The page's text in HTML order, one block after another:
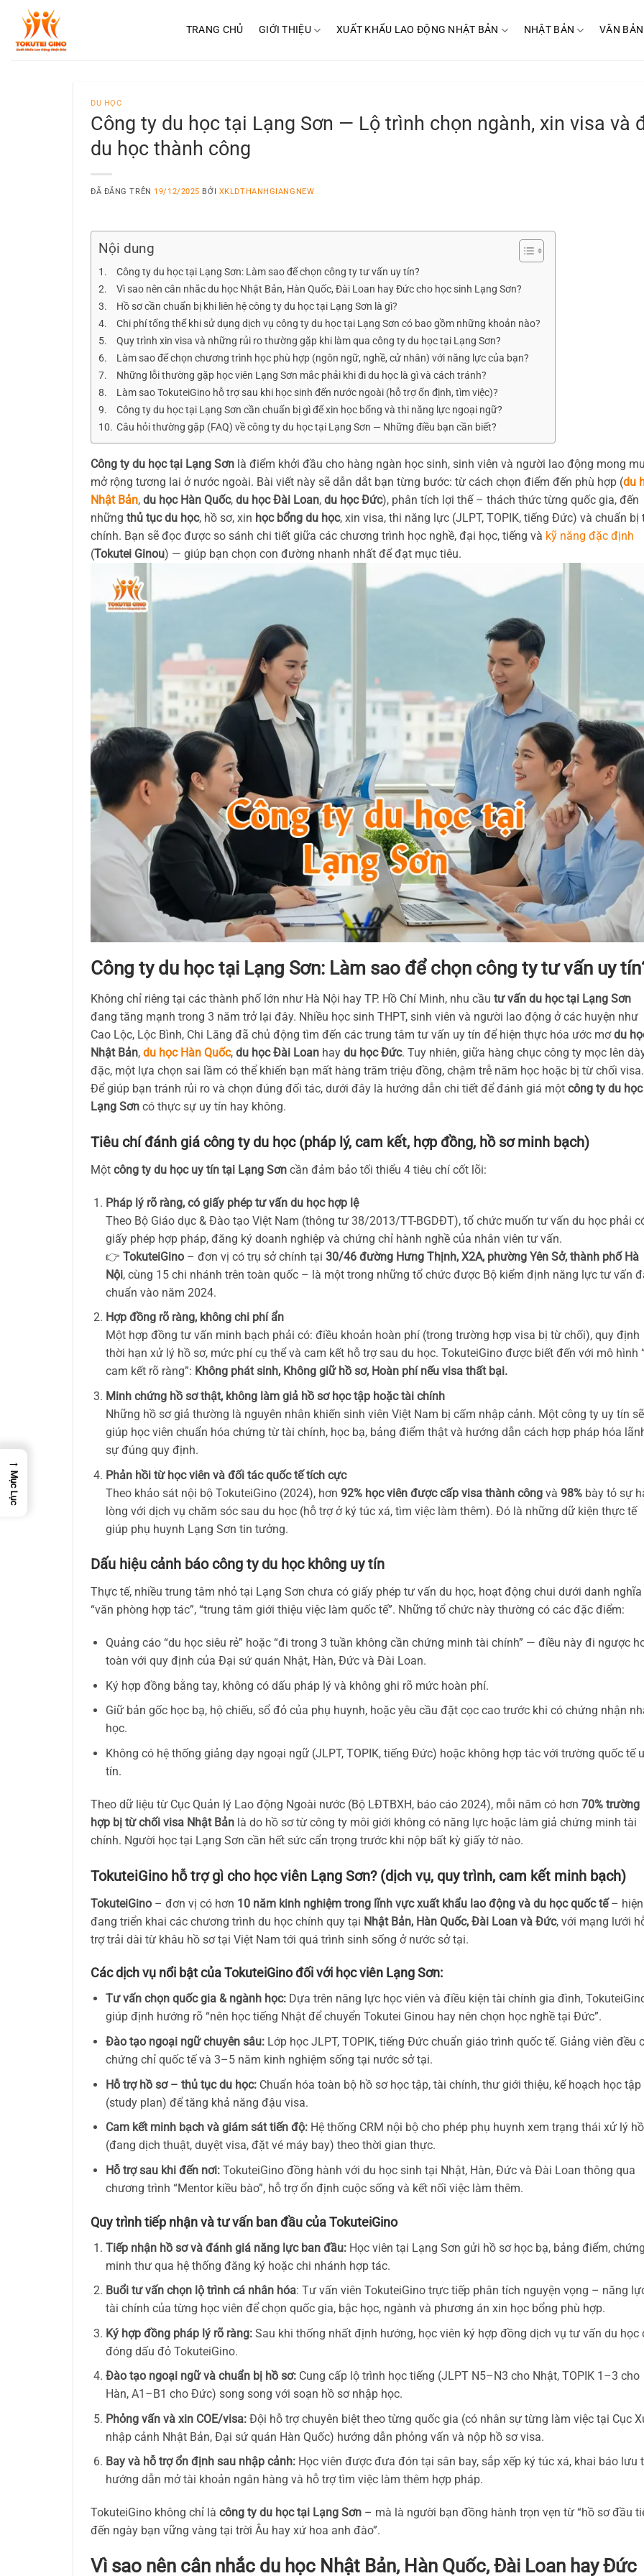
Chuyển
TRANG CHỦ GIỚI THIỆU XUẤT KHẨU LAO ĐỘNG NHẬT BẢN NHẬT BẢN VĂN BẢN
DU HỌC
Công ty du học tại Lạng Sơn — Lộ trình chọn ngành, xin visa và
du học thành công
ĐÃ ĐĂNG TRÊN 19/12/2025 BỞI XKLDTHANHGIANGNEW
Nội dung
Công ty du học tại Lạng Sơn: Làm sao để chọn công ty tư vấn uy tín?
Vì sao nên cân nhắc du học Nhật Bản, Hàn Quốc, Đài Loan hay Đức cho học sinh Lạng Sơn?
Hồ sơ cần chuẩn bị khi liên hệ công ty du học tại Lạng Sơn là gì?
Chi phí tổng thể khi sử dụng dịch vụ công ty du học tại Lạng Sơn có bao gồm những khoản nào?
Quy trình xin visa và những rủi ro thường gặp khi làm qua công ty du học tại Lạng Sơn?
Làm sao để chọn chương trình học phù hợp (ngôn ngữ, nghề, cử nhân) với năng lực của bạn?
Những lỗi thường gặp học viên Lạng Sơn mắc phải khi đi du học là gì và cách tránh?
Làm sao TokuteiGino hỗ trợ sau khi học sinh đến nước ngoài (hỗ trợ ổn định, tìm việc)?
Công ty du học tại Lạng Sơn cần chuẩn bị gì để xin học bổng và thi năng lực ngoại ngữ?
Câu hỏi thường gặp (FAQ) về công ty du học tại Lạng Sơn — Những điều bạn cần biết?
Công ty du học tại Lạng Sơn là điểm khởi đầu cho hàng ngàn học sinh, sinh viên và người lao động mong
mở rộng tương lai ở nước ngoài. Bài viết này sẽ dẫn dắt bạn từng bước: từ cách chọn điểm đến phù hợp (du
Nhật Bản, du học Hàn Quốc, du học Đài Loan, du học Đức), phân tích lợi thế – thách thức từng quốc gia, đến
những thủ tục du học, hồ sơ, xin học bổng du học, xin visa, thi năng lực (JLPT, TOPIK, tiếng Đức) và chuẩn bị
chính. Bạn sẽ đọc được so sánh chi tiết giữa các chương trình học nghề, đại học, tiếng và kỹ năng đặc định
(Tokutei Ginou) — giúp bạn chọn con đường nhanh nhất để đạt mục tiêu.
Công ty du học tại Lạng Sơn: Làm sao để chọn công ty tư vấn uy
Không chỉ riêng tại các thành phố lớn như Hà Nội hay TP. Hồ Chí Minh, nhu cầu tư vấn du học tại Lạng Sơn
đang tăng mạnh trong 3 năm trở lại đây. Nhiều học sinh THPT, sinh viên và người lao động ở các huyện như
Cao Lộc, Lộc Bình, Chi Lăng đã chủ động tìm đến các trung tâm tư vấn uy tín để hiện thực hóa ước mơdu
Nhật Bản, du học Hàn Quốc, du học Đài Loan hay du học Đức. Tuy nhiên, giữa hàng chục công ty mọc lên
đặc, một lựa chọn sai lầm có thể khiến bạn mất hàng trăm triệu đồng, chậm trễ năm học hoặc bị từ chối visa.
Để giúp bạn tránh rủi ro và chọn đúng đối tác, dưới đây là hướng dẫn chi tiết để đánh giá một công ty du
Lạng Sơn có thực sự uy tín hay không.
Tiêu chí đánh giá công ty du học (pháp lý, cam kết, hợp đồng, hồ sơ minh bạch)
Một công ty du học uy tín tại Lạng Sơn cần đảm bảo tối thiểu 4 tiêu chí cốt lõi:
Pháp lý rõ ràng, có giấy phép tư vấn du học hợp lệ
Theo Bộ Giáo dục & Đào tạo Việt Nam (thông tư 38/2013/TT-BGDĐT), tổ chức muốn tư vấn du học phải
giấy phép hợp pháp, đăng ký doanh nghiệp và chứng chỉ hành nghề của nhân viên tư vấn.
👉 TokuteiGino– đơn vị có trụ sở chính tại 30/46 đường Hưng Thịnh, X2A, phường Yên Sở, thành phố Hà
Nội, cùng 15 chi nhánh trên toàn quốc – là một trong những tổ chức được Bộ kiểm định năng lực tư vấn
chuẩn vào năm 2024.
Hợp đồng rõ ràng, không chi phí ẩn
Một hợp đồng tư vấn minh bạch phải có: điều khoản hoàn phí (trong trường hợp visa bị từ chối), quy định
thời hạn xử lý hồ sơ, mức phí cụ thể và cam kết hỗ trợ sau du học. TokuteiGino được biết đến với mô hình
cam kết rõ ràng”: Không phát sinh, Không giữ hồ sơ, Hoàn phí nếu visa thất bại.
Minh chứng hồ sơ thật, không làm giả hồ sơ học tập hoặc tài chính
Những hồ sơ giả thường là nguyên nhân khiến sinh viên Việt Nam bị cấm nhập cảnh. Một công ty uy tín sẽ
giúp học viên chuẩn hóa chứng từ tài chính, học bạ, bảng điểm thật và hướng dẫn cách hợp pháp hóa
sự đúng quy định.
Phản hồi từ học viên và đối tác quốc tế tích cực
Theo khảo sát nội bộ TokuteiGino (2024), hơn 92% học viên được cấp visa thành côngvà 98%bày tỏ sự
lòng với dịch vụ chăm sóc sau du học (hỗ trợ ở ký túc xá, tìm việc làm thêm). Đó là những dữ kiện thực tế
giúp phụ huynh Lạng Sơn tin tưởng.
Dấu hiệu cảnh báo công ty du học không uy tín
Thực tế, nhiều trung tâm nhỏ tại Lạng Sơn chưa có giấy phép tư vấn du học, hoạt động chui dưới danh nghĩa
“văn phòng hợp tác”, “trung tâm giới thiệu việc làm quốc tế”. Những tổ chức này thường có các đặc điểm:
Quảng cáo “du học siêu rẻ” hoặc “đi trong 3 tuần không cần chứng minh tài chính” — điều này đi ngược
toàn với quy định của Đại sứ quán Nhật, Hàn, Đức và Đài Loan.
Ký hợp đồng bằng tay, không có dấu pháp lý và không ghi rõ mức hoàn phí.
Giữ bản gốc học bạ, hộ chiếu, sổ đỏ của phụ huynh, hoặc yêu cầu đặt cọc cao trước khi có chứng nhận
học.
Không có hệ thống giảng dạy ngoại ngữ (JLPT, TOPIK, tiếng Đức) hoặc không hợp tác với trường quốc tế
tín.
Theo dữ liệu từ Cục Quản lý Lao động Ngoài nước (Bộ LĐTBXH, báo cáo 2024), mỗi năm có hơn 70% trường
hợp bị từ chối visa Nhật Bản là do hồ sơ từ công ty môi giới không có năng lực hoặc làm giả chứng minh tài
chính. Người học tại Lạng Sơn cần hết sức cẩn trọng trước khi nộp bất kỳ giấy tờ nào.
TokuteiGino hỗ trợ gì cho học viên Lạng Sơn? (dịch vụ, quy trình, cam kết minh bạch)
TokuteiGino – đơn vị có hơn 10 năm kinh nghiệm trong lĩnh vực xuất khẩu lao động và du học quốc tế– hiện
đang triển khai các chương trình du học chính quy tại Nhật Bản, Hàn Quốc, Đài Loan và Đức, với mạng lưới
trợ trải dài từ khâu hồ sơ tại Việt Nam tới quá trình sinh sống ở nước sở tại.
Các dịch vụ nổi bật của TokuteiGino đối với học viên Lạng Sơn:
Tư vấn chọn quốc gia & ngành học:Dựa trên năng lực học viên và điều kiện tài chính gia đình,
giúp định hướng rõ “nên học tiếng Nhật để chuyển Tokutei Ginou hay nên chọn học nghề tại Đức”.
Đào tạo ngoại ngữ chuyên sâu:Lớp học JLPT, TOPIK, tiếng Đức chuẩn giáo trình quốc tế. Giảng viên đều
chứng chỉ quốc tế và 3–5 năm kinh nghiệm sống tại nước sở tại.
Hỗ trợ hồ sơ – thủ tục du học:Chuẩn hóa toàn bộ hồ sơ học tập, tài chính, thư giới thiệu, kế hoạch học tập
(study plan) để tăng khả năng đậu visa.
Cam kết minh bạch và giám sát tiến độ:Hệ thống CRM nội bộ cho phép phụ huynh xem trạng thái xử lý
(đang dịch thuật, duyệt visa, đặt vé máy bay) theo thời gian thực.
Hỗ trợ sau khi đến nơi:TokuteiGino đồng hành với du học sinh tại Nhật, Hàn, Đức và Đài Loan thông qua
chương trình “Mentor kiều bào”, hỗ trợ ổn định cuộc sống và kết nối việc làm thêm.
Quy trình tiếp nhận và tư vấn ban đầu của TokuteiGino
Tiếp nhận hồ sơ và đánh giá năng lực ban đầu:Học viên tại Lạng Sơn gửi hồ sơ học bạ, bảng điểm, chứng
minh thư qua hệ thống đăng ký hoặc chi nhánh hợp tác.
Buổi tư vấn chọn lộ trình cá nhân hóa: Tư vấn viên TokuteiGino trực tiếp phân tích nguyện vọng – năng
tài chính của từng học viên để chọn quốc gia, bậc học, ngành và phương án xin học bổng phù hợp.
Ký hợp đồng pháp lý rõ ràng:Sau khi thống nhất định hướng, học viên ký hợp đồng dịch vụ tư vấn du học
đóng dấu đỏ TokuteiGino.
Đào tạo ngoại ngữ và chuẩn bị hồ sơ:Cung cấp lộ trình học tiếng (JLPT N5–N3 cho Nhật, TOPIK 1–3 cho
Hàn, A1–B1 cho Đức) song song với soạn hồ sơ nhập học.
Phỏng vấn và xin COE/visa:Đội hỗ trợ chuyên biệt theo từng quốc gia (có nhân sự từng làm việc tại Cục
nhập cảnh Nhật Bản, Đại sứ quán Hàn Quốc) hướng dẫn phỏng vấn và nộp hồ sơ visa.
Bay và hỗ trợ ổn định sau nhập cảnh:Học viên được đưa đón tại sân bay, sắp xếp ký túc xá, khai báo lưu
hướng dẫn mở tài khoản ngân hàng và hỗ trợ tìm việc làm thêm hợp pháp.
TokuteiGino không chỉ là công ty du học tại Lạng Sơn – mà là người bạn đồng hành trọn vẹn từ “hồ sơ đầu
đến ngày bạn vững vàng tại trời Âu hay xứ hoa anh đào”.
Vì sao nên cân nhắc du học Nhật Bản, Hàn Quốc, Đài Loan hay Đức
→
Mục Lục